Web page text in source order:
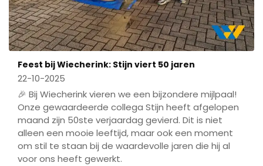
Feest bij Wiecherink: Stijn viert 50 jaren
22-10-2025
🎉 Bij Wiecherink vieren we een bijzondere mijlpaal!
Onze gewaardeerde collega Stijn heeft afgelopen
maand zijn 50ste verjaardag gevierd. Dit is niet
alleen een mooie leeftijd, maar ook een moment
om stil te staan bij de waardevolle jaren die hij al
voor ons heeft gewerkt.